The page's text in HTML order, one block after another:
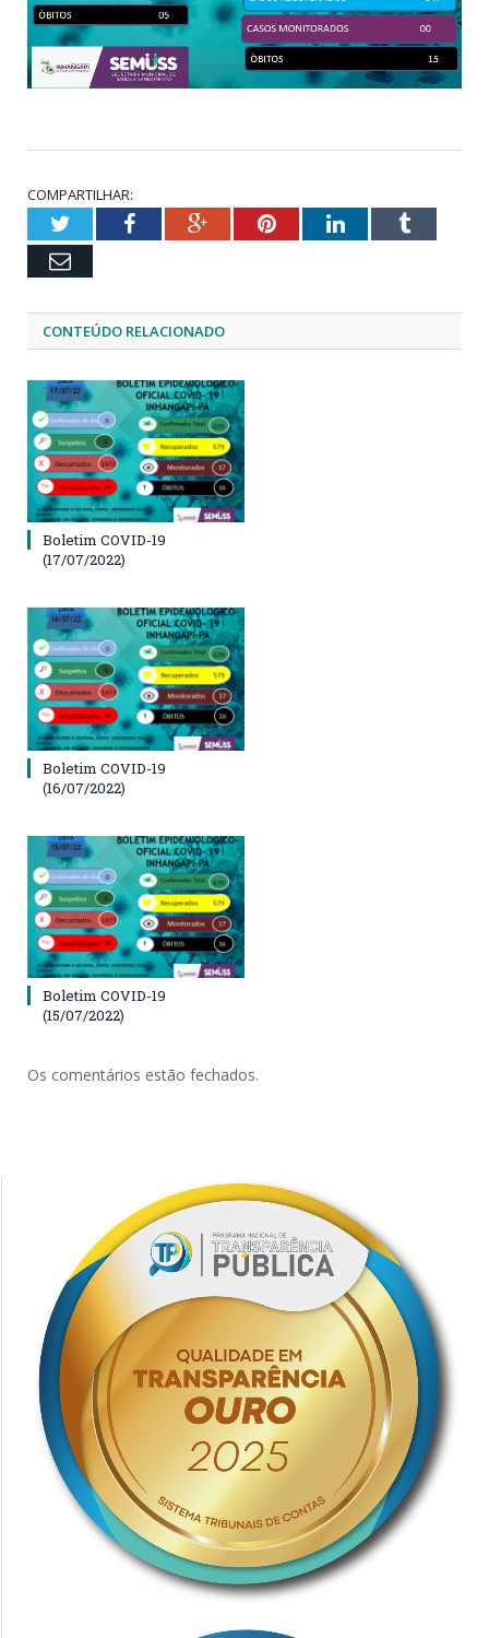
COMPARTILHAR:
TwitterFacebookGoogle+PinterestLinkedInTumblr
Email
CONTEÚDO RELACIONADO
Boletim COVID-19
(17/07/2022)
Boletim COVID-19
(16/07/2022)
Boletim COVID-19
(15/07/2022)
Os comentários estão fechados.